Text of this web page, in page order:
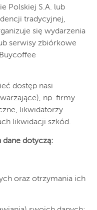
Polskiej S.A. lub
tradycyjnej,
się wydarzenia
serwisy zbiórkowe
dostęp nasi
np. firmy
likwidatorzy
likwidacji szkód.
dane dotyczą:
oraz otrzymania ich